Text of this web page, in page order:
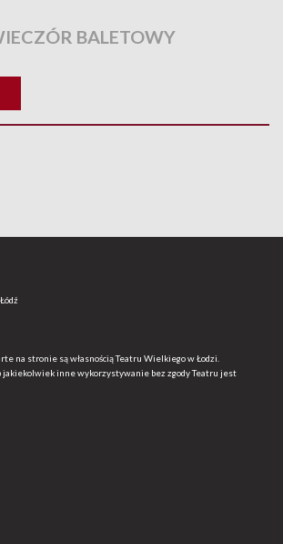
BALETOWY
na stronie są własnością Teatru Wielkiego w Łodzi.
inne wykorzystywanie bez zgody Teatru jest